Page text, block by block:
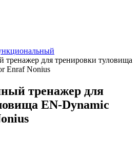
тренажер для тренировки туловища
Enraf Nonius
тренажер для
EN-Dynamic